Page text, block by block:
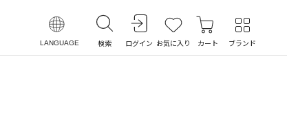
LANGUAGE 検索 ログイン お気に入り カート ブランド